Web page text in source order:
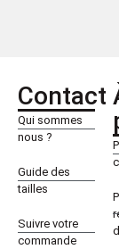
Contact
Qui sommes
nous ?
Guide des
tailles
Suivre votre
commande